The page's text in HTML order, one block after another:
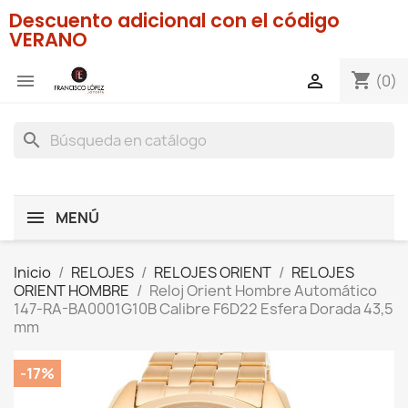
Descuento adicional con el código
VERANO
 shopping_cart (0)

search
MENÚ
Inicio RELOJES RELOJES ORIENT
RELOJES
ORIENT HOMBRE
Reloj Orient Hombre Automático
147-RA-BA0001G10B Calibre F6D22 Esfera Dorada 43,5
mm
-17%